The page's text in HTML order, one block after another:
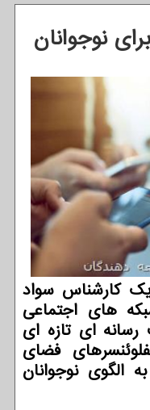
نوجوانان
کارشناس سواد
های اجتماعی
ای تازه ای
فضای
الگوی نوجوانان